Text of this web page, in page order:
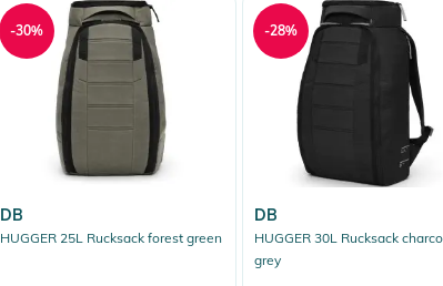
DB
HUGGER 25L Rucksack forest green
-30%
DB
HUGGER 30L Rucksack
grey
-28%